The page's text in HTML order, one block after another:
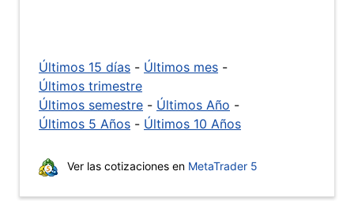
Últimos 15 días - Últimos mes -
Últimos trimestre
Últimos semestre - Últimos Año -
Últimos 5 Años - Últimos 10 Años
Ver las cotizaciones en MetaTrader 5